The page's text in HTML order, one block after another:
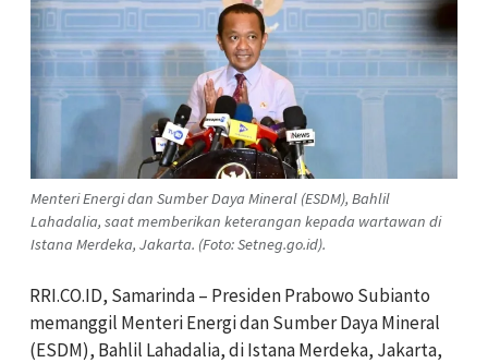
Menteri Energi dan Sumber Daya Mineral (ESDM), Bahlil
Lahadalia, saat memberikan keterangan kepada wartawan di
Istana Merdeka, Jakarta. (Foto: Setneg.go.id).
RRI.CO.ID, Samarinda – Presiden Prabowo Subianto
memanggil Menteri Energi dan Sumber Daya Mineral
(ESDM), Bahlil Lahadalia, di Istana Merdeka, Jakarta,